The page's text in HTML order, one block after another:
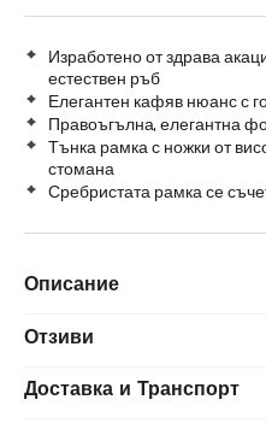
Изработено от здрава
естествен ръб
Елегантен кафяв нюанс с
Правоъгълна, елегантна
Тънка рамка с ножки от
стомана
Сребристата рамка се
Описание
Отзиви
Доставка и Транспорт